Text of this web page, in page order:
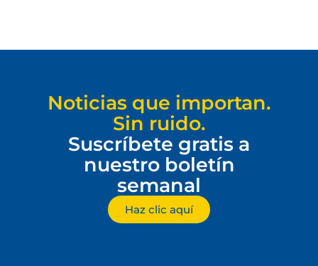
Noticias que importan.
Sin ruido.
Suscríbete gratis a
nuestro boletín
semanal
Haz clic aquí